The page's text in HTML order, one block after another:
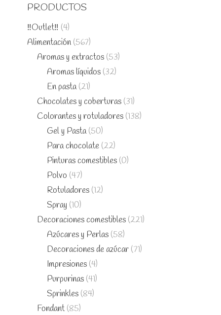
PRODUCTOS
‼️Outlet‼️ (4)
Alimentación (567)
Aromas y extractos (53)
Aromas líquidos (32)
En pasta (21)
Chocolates y coberturas (31)
Colorantes y rotuladores (138)
Gel y Pasta (50)
Para chocolate (22)
Pinturas comestibles (0)
Polvo (47)
Rotuladores (12)
Spray (10)
Decoraciones comestibles (221)
Azúcares y Perlas (58)
Decoraciones de azúcar (71)
Impresiones (4)
Purpurinas (41)
Sprinkles (84)
Fondant (85)